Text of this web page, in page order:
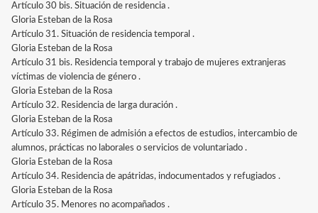
Artículo 30 bis. Situación de residencia .
Gloria Esteban de la Rosa
Artículo 31. Situación de residencia temporal .
Gloria Esteban de la Rosa
Artículo 31 bis. Residencia temporal y trabajo de mujeres extranjeras
víctimas de violencia de género .
Gloria Esteban de la Rosa
Artículo 32. Residencia de larga duración .
Gloria Esteban de la Rosa
Artículo 33. Régimen de admisión a efectos de estudios, intercambio de
alumnos, prácticas no laborales o servicios de voluntariado .
Gloria Esteban de la Rosa
Artículo 34. Residencia de apátridas, indocumentados y refugiados .
Gloria Esteban de la Rosa
Artículo 35. Menores no acompañados .